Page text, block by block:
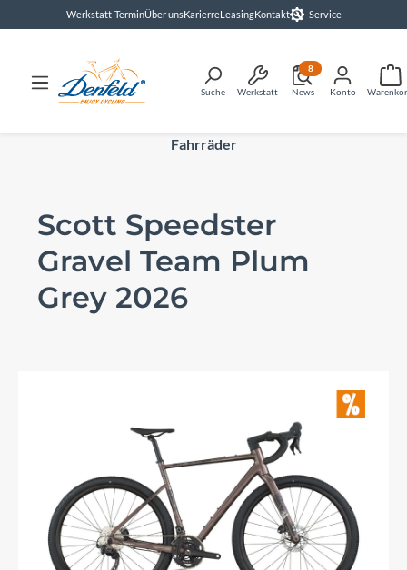
springenWerkstatt-TerminÜber unsKarierreLeasingKontakt Service
Suche Werkstatt News
8
Konto
Fahrräder
Scott Speedster
Gravel Team Plum
Grey 2026